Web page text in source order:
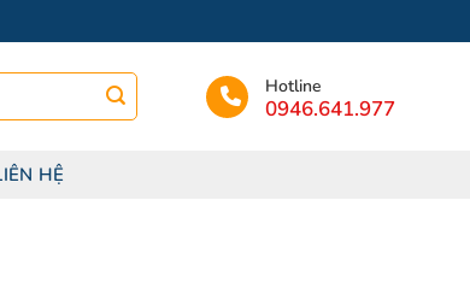
Hotline
0946.641.977
HỆ